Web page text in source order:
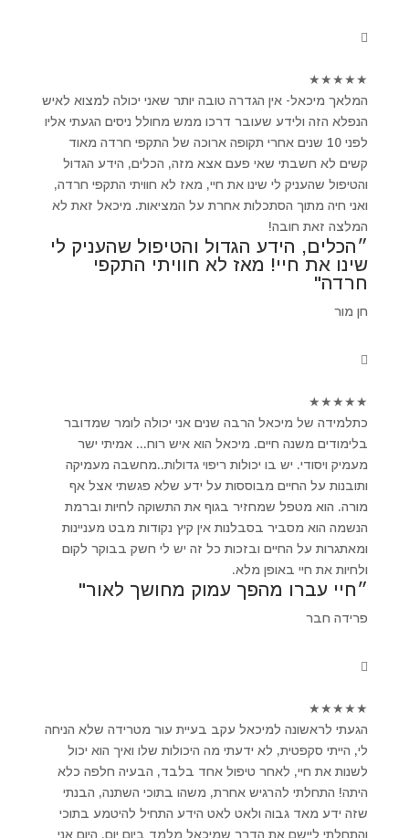
★
★
★
★
★
המלאך מיכאל- אין הגדרה טובה יותר שאני יכולה למצוא לאיש
הנפלא הזה ולידע שעובר דרכו ממש מחולל ניסים הגעתי אליו
לפני 10 שנים אחרי תקופה ארוכה של התקפי חרדה מאוד
קשים לא חשבתי שאי פעם אצא מזה, הכלים, הידע הגדול
והטיפול שהעניק לי שינו את חיי, מאז לא חוויתי התקפי חרדה,
ואני חיה מתוך הסתכלות אחרת על המציאות. מיכאל זאת לא
המלצה זאת חובה!
״הכלים, הידע הגדול והטיפול שהעניק לי
שינו את חיי! מאז לא חוויתי התקפי
חרדה"
חן מור
★
★
★
★
★
כתלמידה של מיכאל הרבה שנים אני יכולה לומר שמדובר
בלימודים משנה חיים. מיכאל הוא איש רוח... אמיתי ישר
מעמיק ויסודי. יש בו יכולות ריפוי גדולות..מחשבה מעמיקה
ותובנות על החיים מבוססות על ידע שלא פגשתי אצל אף
מורה. הוא מטפל שמחזיר בגוף את התשוקה לחיות וברמת
הנשמה הוא מסביר בסבלנות אין קיץ נקודות מבט מעניינות
ומאתגרות על החיים ובזכות כל זה יש לי חשק בבוקר לקום
ולחיות את חיי באופן מלא.
״חיי עברו מהפך עמוק מחושך לאור"
פרידה חבר
★
★
★
★
★
הגעתי לראשונה למיכאל עקב בעיית עור מטרידה שלא הניחה
לי, הייתי סקפטית, לא ידעתי מה היכולות שלו ואיך הוא יכול
לשנות את חיי, לאחר טיפול אחד בלבד, הבעיה חלפה כלא
היתה! התחלתי להרגיש אחרת, משהו בתוכי השתנה, הבנתי
שזה ידע מאד גבוה ולאט לאט הידע התחיל להיטמע בתוכי
והתחלתי ליישם את הדרך שמיכאל מלמד ביום יום. היום אני